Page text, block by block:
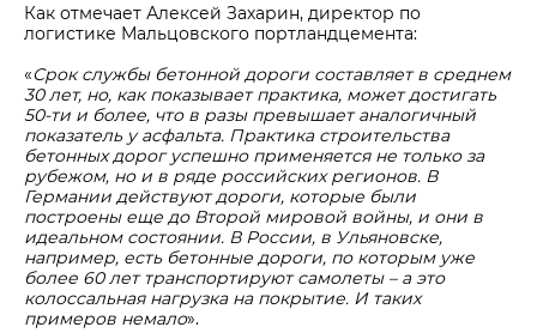
Как отмечает Алексей Захарин, директор по
логистике Мальцовского портландцемента:
«Срок службы бетонной дороги составляет в среднем
30 лет, но, как показывает практика, может достигать
50-ти и более, что в разы превышает аналогичный
показатель у асфальта. Практика строительства
бетонных дорог успешно применяется не только за
рубежом, но и в ряде российских регионов. В
Германии действуют дороги, которые были
построены еще до Второй мировой войны, и они в
идеальном состоянии. В России, в Ульяновске,
например, есть бетонные дороги, по которым уже
более 60 лет транспортируют самолеты – а это
колоссальная нагрузка на покрытие. И таких
примеров немало».